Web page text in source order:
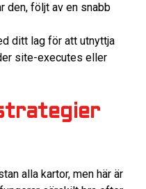
den, följt av en snabb
ditt lag för att utnyttja
site-executes eller
alla kartor, men här är